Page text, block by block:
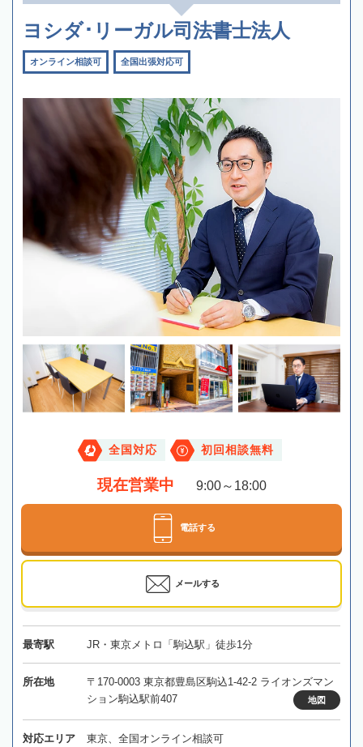
ヨシダ･リーガル司法書士法人
オンライン相談可 全国出張対応可
全国対応 初回相談無料
現在営業中 9:00～18:00
電話する
メールする
最寄駅 JR・東京メトロ「駒込駅」徒歩1分
所在地
〒170-0003 東京都豊島区駒込1-42-2 ライオンズマン
ション駒込駅前407
地図
対応エリア 東京、全国オンライン相談可